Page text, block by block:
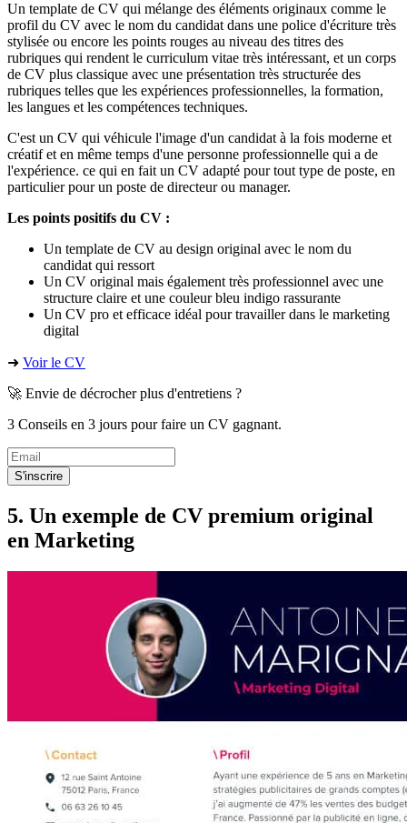
Un template de CV qui mélange des éléments originaux comme le
profil du CV avec le nom du candidat dans une police d'écriture très
stylisée ou encore les points rouges au niveau des titres des
rubriques qui rendent le curriculum vitae très intéressant, et un corps
de CV plus classique avec une présentation très structurée des
rubriques telles que les expériences professionnelles, la formation,
les langues et les compétences techniques.
C'est un CV qui véhicule l'image d'un candidat à la fois moderne et
créatif et en même temps d'une personne professionnelle qui a de
l'expérience. ce qui en fait un CV adapté pour tout type de poste, en
particulier pour un poste de directeur ou manager.
Les points positifs du CV :
Un template de CV au design original avec le nom du
candidat qui ressort
Un CV original mais également très professionnel avec une
structure claire et une couleur bleu indigo rassurante
Un CV pro et efficace idéal pour travailler dans le marketing
digital
➜ Voir le CV
🚀 Envie de décrocher plus d'entretiens ?
3 Conseils en 3 jours pour faire un CV gagnant.
S'inscrire
5. Un exemple de CV premium original
en Marketing